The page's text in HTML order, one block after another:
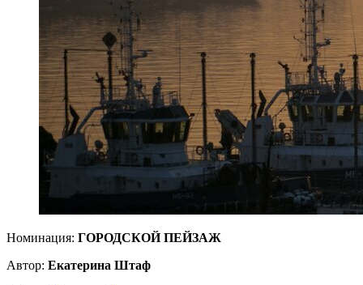
Номинация: ГОРОДСКОЙ ПЕЙЗАЖ
Автор: Екатерина Штаф